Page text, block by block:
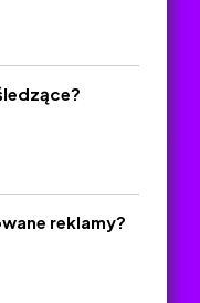
reklamy?